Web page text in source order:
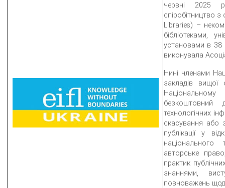
червні 2025
спіробітництво
Libraries) –
бібліотеками,
установами в 38
виконувала
Нині членами
закладів
Національному
безкоштовний
технологічних
скасування або
публікації у
авторське
практик
знаннями,
повноважень